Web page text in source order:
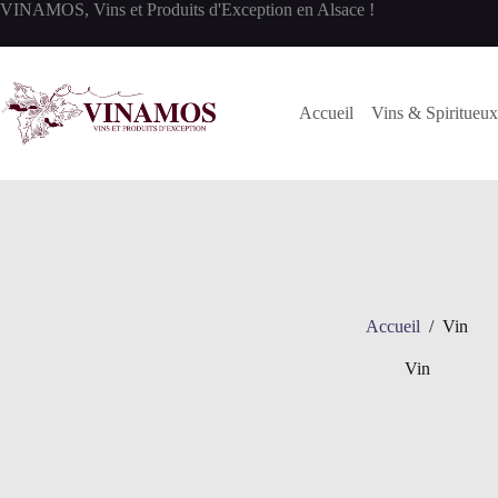
Passer
contenu
VINAMOS, Vins et Produits d'Exception en Alsace !
Accueil Vins & Spiritueux
Accueil / Vin
Vin